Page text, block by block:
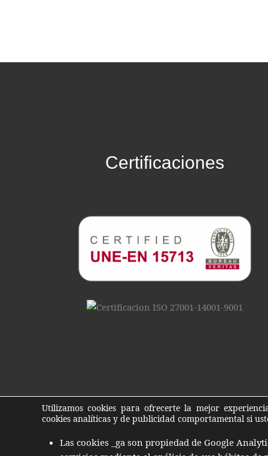
Certificaciones
Utilizamos cookies para ofrecerte la mejor
cookies analíticas y de publicidad comportamental si
Las cookies _ga son propiedad de Google